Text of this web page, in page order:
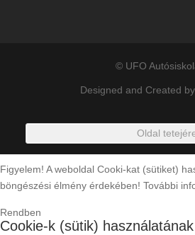
© UFO
Designed and Created by
Oldal
Figyelem! A weboldal Cooki-kat (sütiket)
böngészési élmény érdekében! További
Rendben
Cookie-k (sütik)